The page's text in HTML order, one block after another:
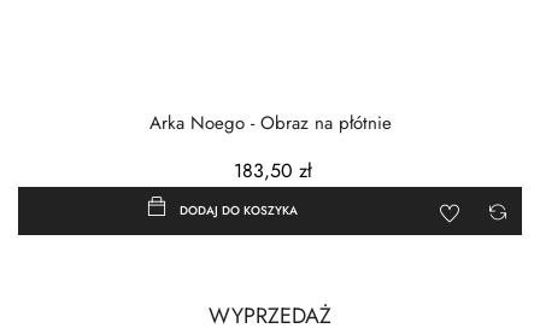
Arka Noego - Obraz na płótnie
183,50 zł
DODAJ DO KOSZYKA
WYPRZEDAŻ